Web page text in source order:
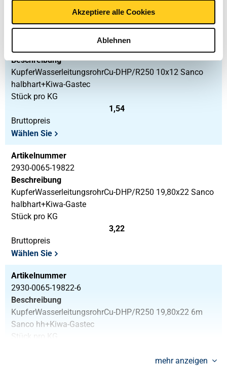
Akzeptiere alle Cookies
Ablehnen
Beschreibung
KupferWasserleitungsrohrCu-DHP/R250 10x12 Sanco
halbhart+Kiwa-Gastec
Stück pro KG
1,54
Bruttopreis
Wählen Sie
Artikelnummer
2930-0065-19822
Beschreibung
KupferWasserleitungsrohrCu-DHP/R250 19,80x22 Sanco
halbhart+Kiwa-Gaste
Stück pro KG
3,22
Bruttopreis
Wählen Sie
Artikelnummer
2930-0065-19822-6
Beschreibung
KupferWasserleitungsrohrCu-DHP/R250 19,80x22 6m
Sanco hh+Kiwa-Gastec
Stück pro KG
mehr anzeigen